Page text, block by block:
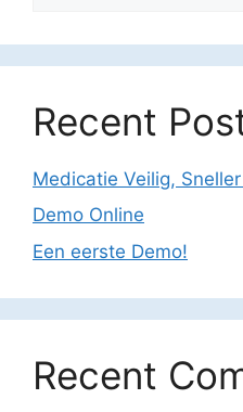
Recent
Medicatie Veilig,
Demo Online
Een eerste Demo!
Recent